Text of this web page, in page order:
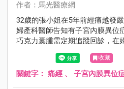
作者：馬光醫療網
32歲的張小姐在5年前經痛越發
婦產科醫師告知有子宮內膜異位
巧克力囊腫需定期追蹤回診，在
醫門診求診，希望中醫能幫她緩
能讓子宮內膜異位症的嚴重程度
收藏
關鍵字： 痛經 、 子宮內膜異位